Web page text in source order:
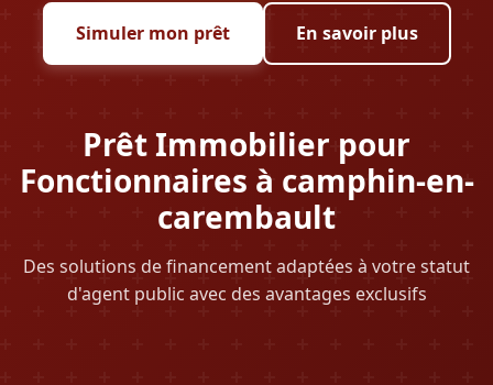
Prêt Immobilier pour
Fonctionnaires à camphin-en-
carembault
Des solutions de financement adaptées à votre statut
d'agent public avec des avantages exclusifs
Simuler mon prêt En savoir plus